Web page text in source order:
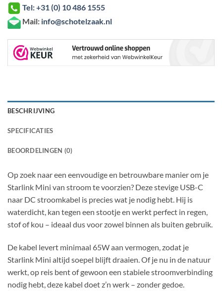
Tel: +31 (0) 10 486 1555
Mail: info@schotelzaak.nl
BESCHRIJVING
SPECIFICATIES
BEOORDELINGEN (0)
Op zoek naar een eenvoudige en betrouwbare manier om je
Starlink Mini van stroom te voorzien? Deze stevige USB-C
naar DC stroomkabel is precies wat je nodig hebt. Hij is
waterdicht, kan tegen een stootje en werkt perfect in regen,
stof of kou – ideaal dus voor zowel binnen als buiten gebruik.
De kabel levert minimaal 65W aan vermogen, zodat je
Starlink Mini altijd soepel blijft draaien. Of je nu in de natuur
werkt, op reis bent of gewoon een stabiele stroomverbinding
nodig hebt, deze kabel doet z’n werk – zonder gedoe.